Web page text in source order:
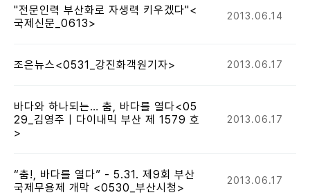
"전문인력 부산화로 자생력 키우겠다"<
국제신문_0613>
2013.06.14
조은뉴스<0531_강진화객원기자> 2013.06.17
바다와 하나되는… 춤, 바다를 열다<05
29_김영주 | 다이내믹 부산 제 1579 호
>
2013.06.17
“춤!, 바다를 열다” - 5.31. 제9회 부산
국제무용제 개막 <0530_부산시청>
2013.06.17